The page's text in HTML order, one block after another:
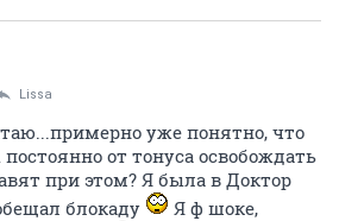
Lissa
уже понятно, что
от тонуса освобождать
при этом? Я была в Доктор
блокаду
Я ф шоке,